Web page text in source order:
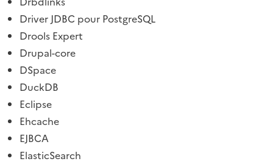
Driver JDBC pour PostgreSQL
Drools Expert
Drupal-core
DSpace
DuckDB
Eclipse
Ehcache
EJBCA
ElasticSearch